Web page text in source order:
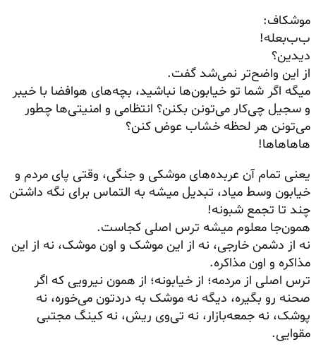
موشکاف:
ب‌ب‌بعله!
دیدین؟
از این واضح‌تر نمی‌شد گفت.
میگه اگر شما تو خیابون‌ها نباشید، بچه‌های هوافضا با خیبر
و سجیل چی‌کار می‌تونن بکنن؟ انتظامی و امنیتی‌ها چطور
می‌تونن هر لحظه خشاب عوض کنن؟
هاهاهاها!
یعنی تمام آن عربده‌های موشکی و جنگی، وقتی پای مردم و
خیابون وسط میاد، تبدیل میشه به التماس برای نگه داشتن
چند تا تجمع شبونه!
همون‌جا معلوم میشه ترس اصلی کجاست.
نه از دشمن خارجی، نه از این موشک و اون موشک، نه از این
مذاکره و اون مذاکره.
ترس اصلی از مردمه؛ از خیابونه؛ از همون نیرویی که اگر
صحنه رو بگیره، دیگه نه موشک به دردتون می‌خوره، نه
پوشک، نه جمعه‌بازار، نه تی‌وی ریش، نه کینگ مجتبی
مقوایی.